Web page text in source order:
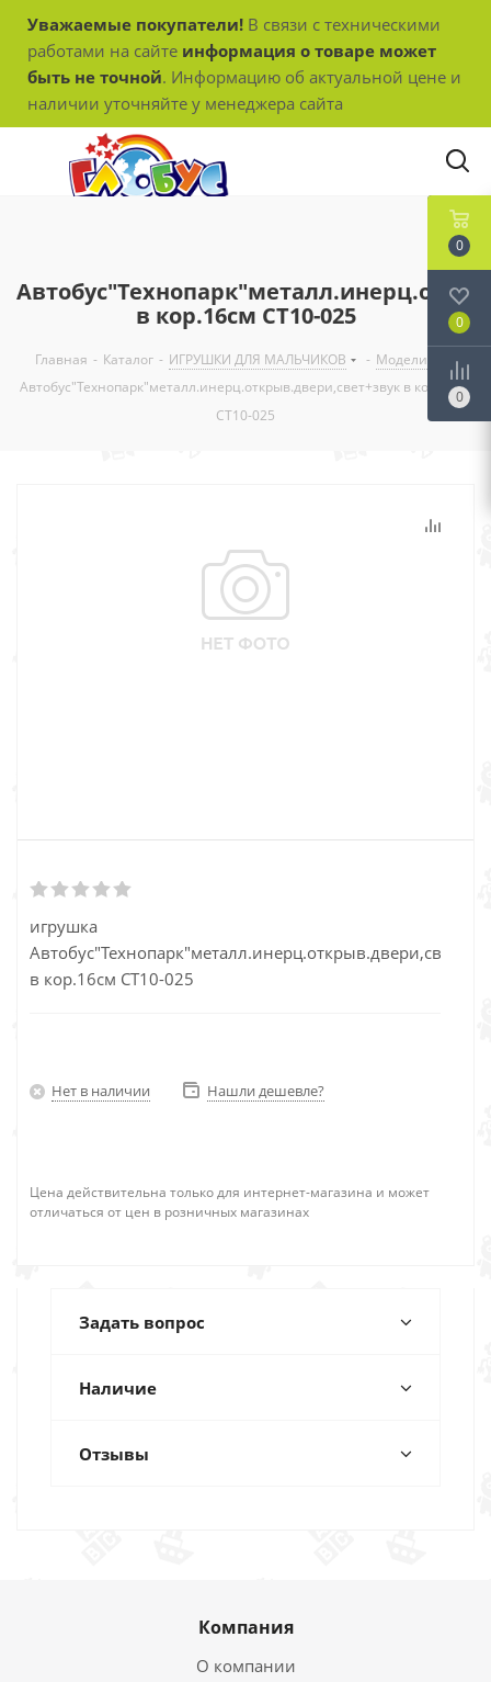
Уважаемые покупатели! В связи с техническими
работами на сайте информация о товаре может
быть не точной. Информацию об актуальной цене и
наличии уточняйте у менеджера сайта
в кор.16см СТ10-025
Главная - Каталог - ИГРУШКИ ДЛЯ МАЛЬЧИКОВ - Модели
Автобус"Технопарк"металл.инерц.открыв.двери,свет+звук в кор.16см
СТ10-025
игрушка
в кор.16см СТ10-025
Нет в наличии Нашли дешевле?
Цена действительна только для интернет-магазина и может
отличаться от цен в розничных магазинах
Задать вопрос
Наличие
Отзывы
Компания
О компании
0
0
0